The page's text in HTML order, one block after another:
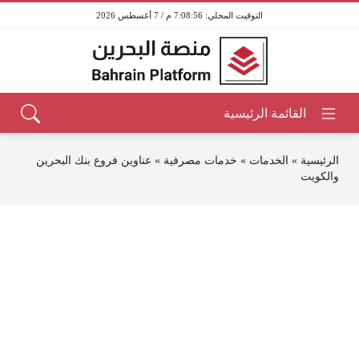
7:08:56 م / 7 أغسطس 2026
الرئيسية » الخدمات » خدمات مصرفية » عناوين فروع بنك البحرين
والكويت